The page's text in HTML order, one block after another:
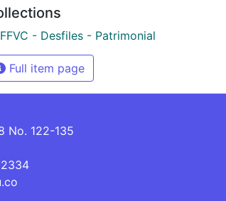
- Desfiles - Patrimonial
Full item page
No. 122-135